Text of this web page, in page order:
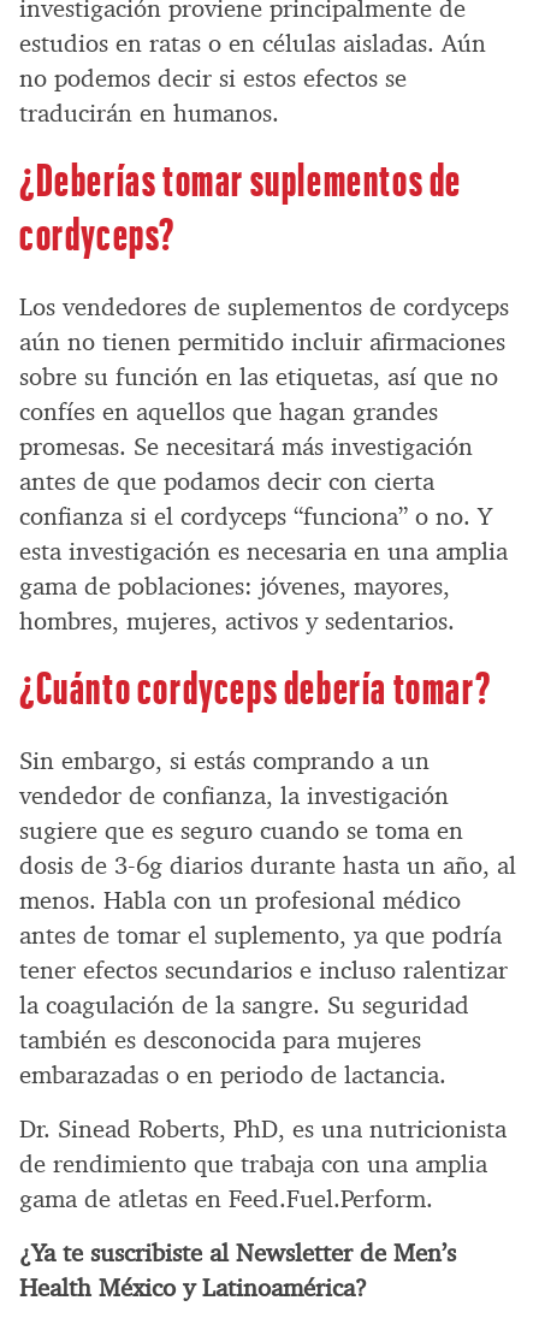
investigación proviene principalmente de
estudios en ratas o en células aisladas. Aún
no podemos decir si estos efectos se
traducirán en humanos.
¿Deberías tomar suplementos de
cordyceps?
Los vendedores de suplementos de cordyceps
aún no tienen permitido incluir afirmaciones
sobre su función en las etiquetas, así que no
confíes en aquellos que hagan grandes
promesas. Se necesitará más investigación
antes de que podamos decir con cierta
confianza si el cordyceps “funciona” o no. Y
esta investigación es necesaria en una amplia
gama de poblaciones: jóvenes, mayores,
hombres, mujeres, activos y sedentarios.
¿Cuánto cordyceps debería tomar?
Sin embargo, si estás comprando a un
vendedor de confianza, la investigación
sugiere que es seguro cuando se toma en
dosis de 3-6g diarios durante hasta un año, al
menos. Habla con un profesional médico
antes de tomar el suplemento, ya que podría
tener efectos secundarios e incluso ralentizar
la coagulación de la sangre. Su seguridad
también es desconocida para mujeres
embarazadas o en periodo de lactancia.
Dr. Sinead Roberts, PhD, es una nutricionista
de rendimiento que trabaja con una amplia
gama de atletas en Feed.Fuel.Perform.
¿Ya te suscribiste al Newsletter de Men’s
Health México y Latinoamérica?